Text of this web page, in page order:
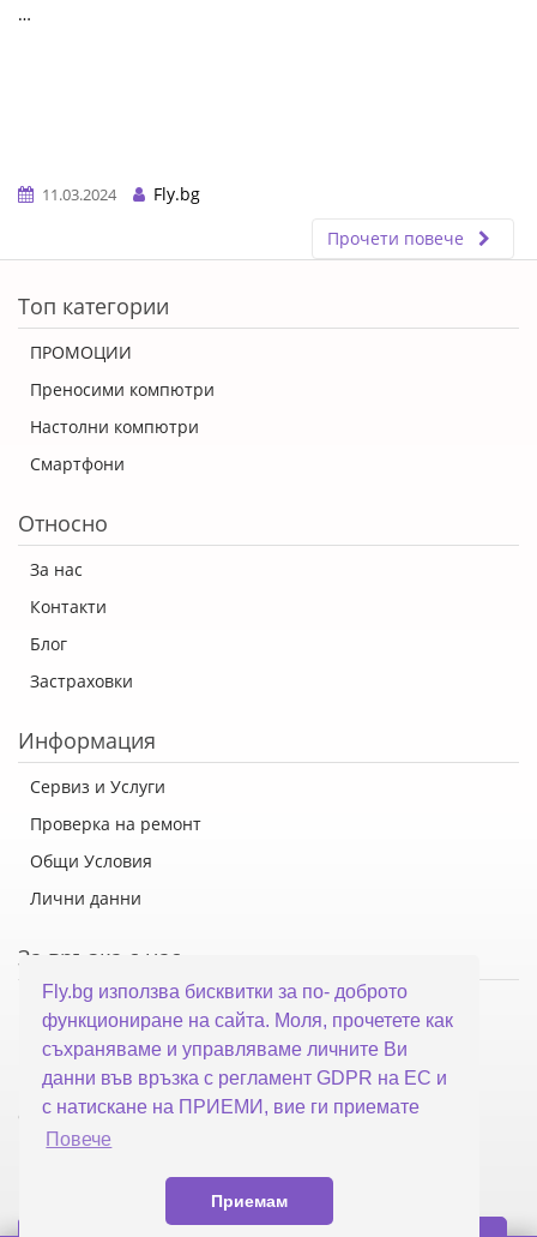
Fly.bg използва бисквитки за по- доброто
функциониране на сайта. Моля, прочетете как
съхраняваме и управляваме личните Ви
данни във връзка с регламент GDPR на ЕС и
с натискане на ПРИЕМИ, вие ги приемате
Повече
Приемам
…
11.03.2024
Fly.bg
Прочети повече
Топ категории
ПРОМОЦИИ
Преносими компютри
Настолни компютри
Смартфони
Относно
За нас
Контакти
Блог
Застраховки
Информация
Сервиз и Услуги
Проверка на ремонт
Общи Условия
Лични данни
За връзка с нас
Флай Систем ООД
гр. Варна, ул. Каймакчалан 10А
тел: 052 321 321
office@fly.bg